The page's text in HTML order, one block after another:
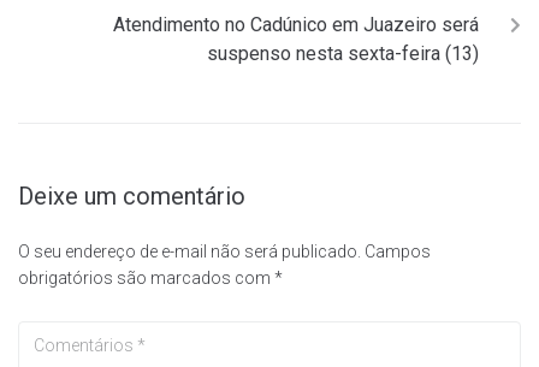
Atendimento no Cadúnico em Juazeiro será
suspenso nesta sexta-feira (13)
Deixe um comentário
O seu endereço de e-mail não será publicado. Campos
obrigatórios são marcados com *